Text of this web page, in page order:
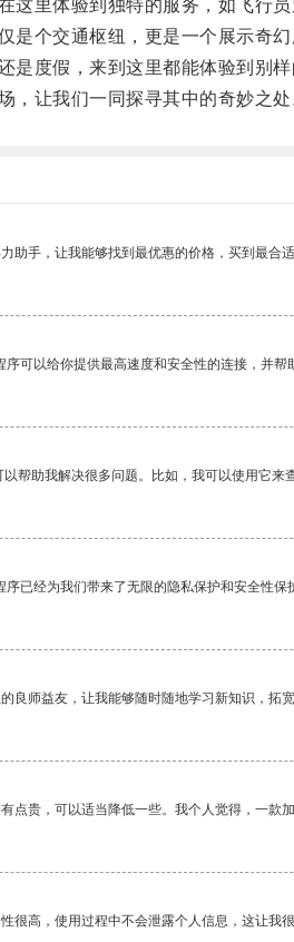
里体验到独特的服务，如飞行员
个交通枢纽，更是一个展示奇幻
度假，来到这里都能体验到别样
让我们一同探寻其中的奇妙之处
助手，让我能够找到最优惠的价格，买到最合适
可以给你提供最高速度和安全性的连接，并帮
帮助我解决很多问题。比如，我可以使用它来
已经为我们带来了无限的隐私保护和安全性保
良师益友，让我能够随时随地学习新知识，拓宽
点贵，可以适当降低一些。我个人觉得，一款
很高，使用过程中不会泄露个人信息，这让我